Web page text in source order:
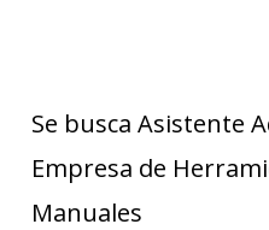
Se busca Asistente
Empresa de
Manuales